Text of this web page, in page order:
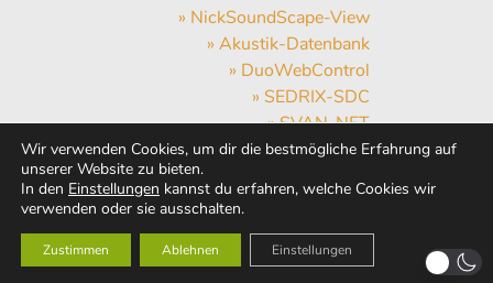
» NickSoundScape-View
» Akustik-Datenbank
» DuoWebControl
» SEDRIX-SDC
» SVAN-NET
» Hum-Hub
Wir verwenden Cookies, um dir die bestmögliche Erfahrung auf
unserer Website zu bieten.
In den Einstellungen kannst du erfahren, welche Cookies wir
verwenden oder sie ausschalten.
Zustimmen Ablehnen Einstellungen